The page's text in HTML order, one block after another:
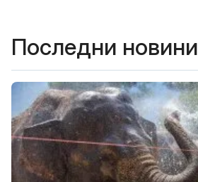
Последни новини